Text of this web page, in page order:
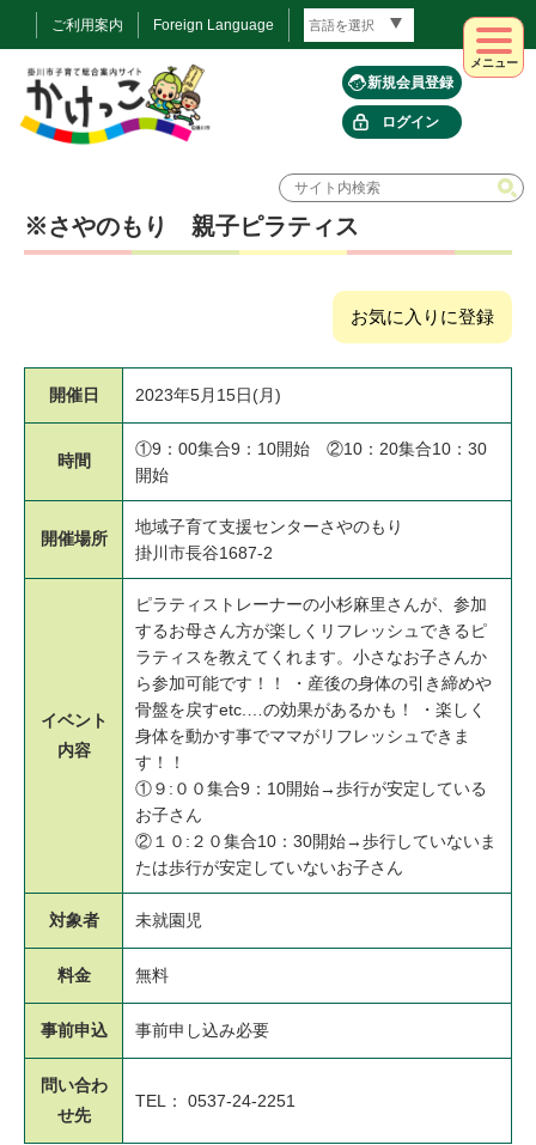
ご利用案内 Foreign Language
新規会員登録
ログイン
メニュー
※さやのもり 親子ピラティス
お気に入りに登録
開催日 2023年5月15日(月)
時間
①9：00集合9：10開始 ②10：20集合10：30
開始
開催場所
地域子育て支援センターさやのもり
掛川市長谷1687-2
イベント
内容
ピラティストレーナーの小杉麻里さんが、参加
するお母さん方が楽しくリフレッシュできるピ
ラティスを教えてくれます。小さなお子さんか
ら参加可能です！！ ・産後の身体の引き締めや
骨盤を戻すetc.…の効果があるかも！ ・楽しく
身体を動かす事でママがリフレッシュできま
す！！
①９:００集合9：10開始→歩行が安定している
お子さん
②１０:２０集合10：30開始→歩行していないま
たは歩行が安定していないお子さん
対象者 未就園児
料金 無料
事前申込 事前申し込み必要
問い合わ
せ先
TEL： 0537-24-2251